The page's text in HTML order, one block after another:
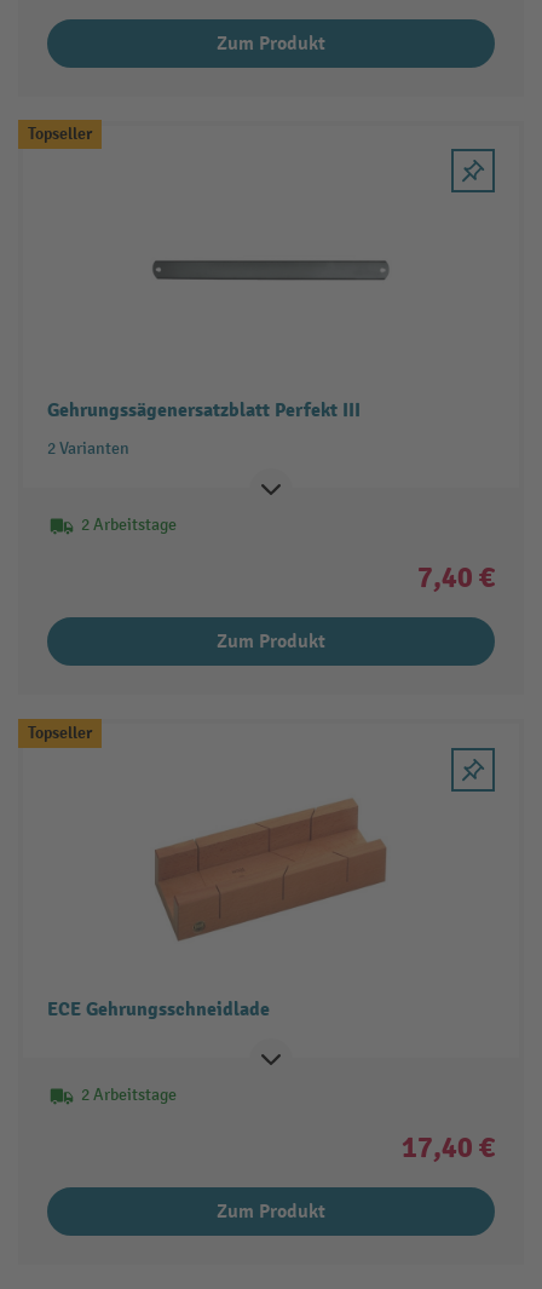
Zum Produkt
Topseller
Gehrungssägenersatzblatt Perfekt III
2 Varianten
2 Arbeitstage
7,40 €
Zum Produkt
Topseller
ECE Gehrungsschneidlade
2 Arbeitstage
17,40 €
Zum Produkt